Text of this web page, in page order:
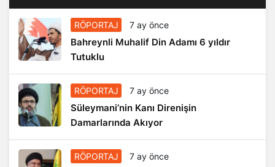
RÖPORTAJ 7 ay önce
Bahreynli Muhalif Din Adamı 6 yıldır
Tutuklu
RÖPORTAJ 7 ay önce
Süleymani’nin Kanı Direnişin
Damarlarında Akıyor
RÖPORTAJ 7 ay önce